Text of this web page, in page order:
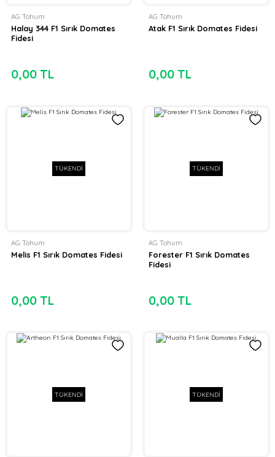
AG Tohum
Halay 344 F1 Sırık Domates
Fidesi
0,00 TL
AG Tohum
Atak F1 Sırık Domates Fidesi
0,00 TL
TÜKENDİ
AG Tohum
Melis F1 Sırık Domates Fidesi
0,00 TL
TÜKENDİ
AG Tohum
Forester F1 Sırık Domates
Fidesi
0,00 TL
TÜKENDİ TÜKENDİ